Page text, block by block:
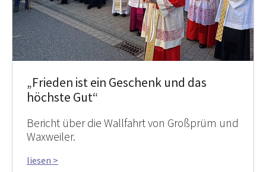
„Frieden ist ein Geschenk und das
höchste Gut“
Bericht über die Wallfahrt von Großprüm und
Waxweiler.
liesen >